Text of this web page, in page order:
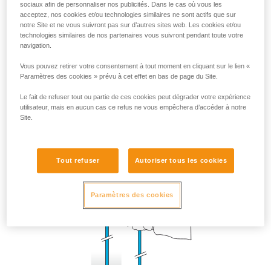
pendant le hissage, elle doit être placée manuellement en
position c (maintien au travail) avant de lâcher la corde.
sociaux afin de personnaliser nos publicités. Dans le cas où vous les
acceptez, nos cookies et/ou technologies similaires ne sont actifs que sur
notre Site et ne vous suivront pas sur d’autres sites web. Les cookies et/ou
technologies similaires de nos partenaires vous suivront pendant toute votre
navigation.
Vous pouvez retirer votre consentement à tout moment en cliquant sur le lien «
Paramètres des cookies » prévu à cet effet en bas de page du Site.
Le fait de refuser tout ou partie de ces cookies peut dégrader votre expérience
utilisateur, mais en aucun cas ce refus ne vous empêchera d’accéder à notre
Site.
Tout refuser Autoriser tous les cookies
Paramètres des cookies